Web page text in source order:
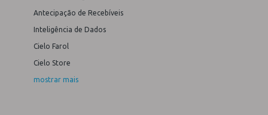
Antecipação de Recebíveis
Inteligência de Dados
Cielo Farol
Cielo Store
mostrar mais